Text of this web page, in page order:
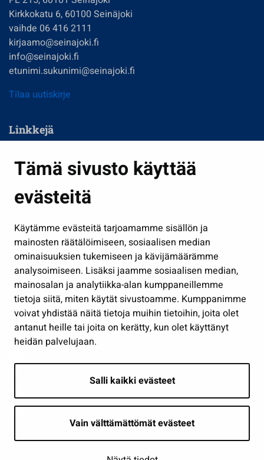
Tämä sivusto käyttää
evästeitä
Käytämme evästeitä tarjoamamme sisällön ja
mainosten räätälöimiseen, sosiaalisen median
ominaisuuksien tukemiseen ja kävijämäärämme
analysoimiseen. Lisäksi jaamme sosiaalisen median,
mainosalan ja analytiikka-alan kumppaneillemme
tietoja siitä, miten käytät sivustoamme. Kumppanimme
voivat yhdistää näitä tietoja muihin tietoihin, joita olet
antanut heille tai joita on kerätty, kun olet käyttänyt
heidän palvelujaan.
Salli kaikki evästeet
Vain välttämättömät evästeet
Kirkkokatu 6, 60100 Seinäjoki
vaihde 06 416 2111
kirjaamo@seinajoki.fi
info@seinajoki.fi
etunimi.sukunimi@seinajoki.fi
Tilaa uutiskirje
Linkkejä
Kasvatus ja opetus
Kulttuuri ja liikunta
Työ ja yrittäminen
Osallistu ja asioi
Näytä omat evästeasetukseni
Seuraa meitä